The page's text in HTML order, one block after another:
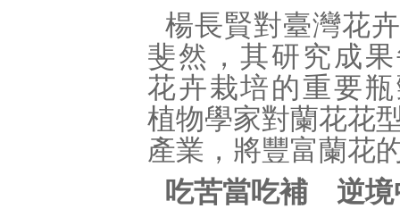
楊長賢對臺灣花
斐然，其研究成
花卉栽培的重要
植物學家對蘭花花
產業，將豐富蘭花
吃苦當吃補 逆境